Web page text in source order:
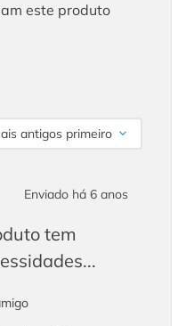
este produto
antigos primeiro
Enviado há 6 anos
tem